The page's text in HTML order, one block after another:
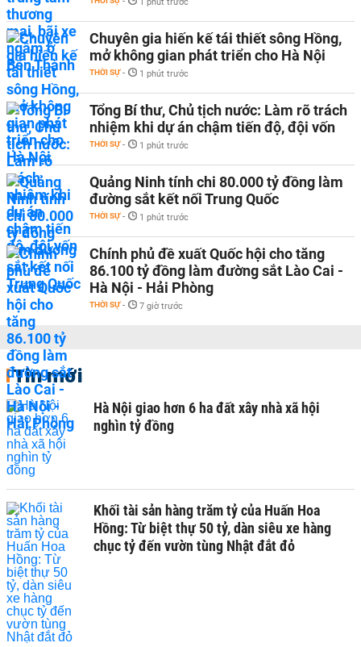
Chuyên gia hiến kế tái thiết sông Hồng,
mở không gian phát triển cho Hà Nội
THỜI SỰ - 1 phút trước
Tổng Bí thư, Chủ tịch nước: Làm rõ trách
nhiệm khi dự án chậm tiến độ, đội vốn
THỜI SỰ - 1 phút trước
Quảng Ninh tính chi 80.000 tỷ đồng làm
đường sắt kết nối Trung Quốc
THỜI SỰ - 1 phút trước
Chính phủ đề xuất Quốc hội cho tăng
86.100 tỷ đồng làm đường sắt Lào Cai -
Hà Nội - Hải Phòng
THỜI SỰ - 7 giờ trước
Tin mới
Hà Nội giao hơn 6 ha đất xây nhà xã hội
nghìn tỷ đồng
Khối tài sản hàng trăm tỷ của Huấn Hoa
Hồng: Từ biệt thự 50 tỷ, dàn siêu xe hàng
chục tỷ đến vườn tùng Nhật đắt đỏ